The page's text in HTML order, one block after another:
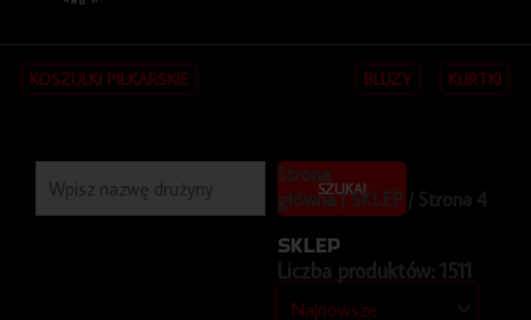
KOSZULKI PIŁKARSKIE BLUZY KURTKI
SZUKAJ
Strona
główna/SKLEP / Strona 4
SKLEP
Liczba produktów: 1511